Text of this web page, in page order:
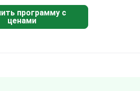
программу с
ценами